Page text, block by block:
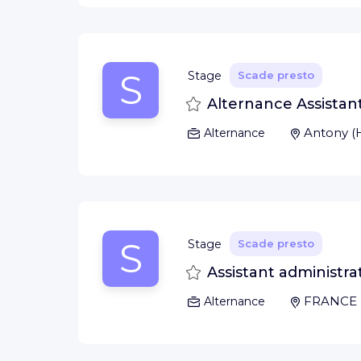
S Stage Scade presto
SalvaAlternance
Alternance Antony(
S Stage Scade presto
SalvaAssistant
Alternance FRANCE